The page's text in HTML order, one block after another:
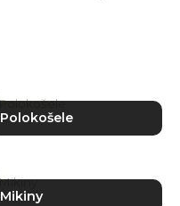
Polokošele
Mikiny